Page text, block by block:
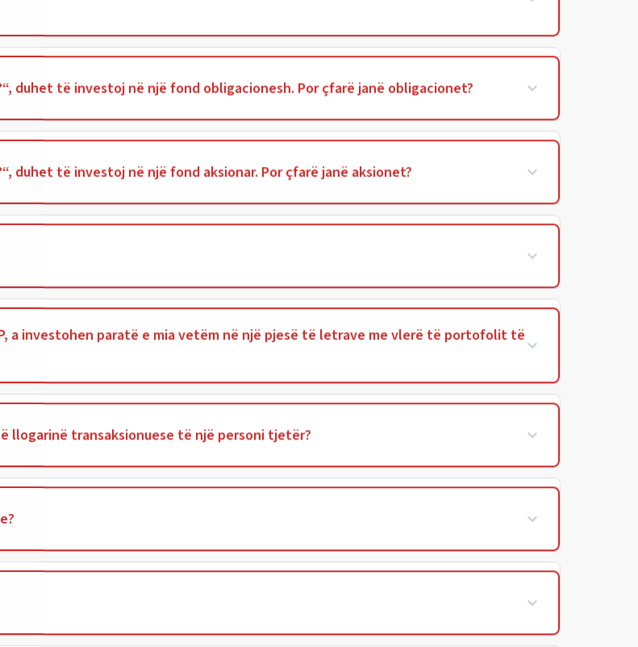
duhet të investoj në një fond obligacionesh. Por çfarë janë obligacionet?
duhet të investoj në një fond aksionar. Por çfarë janë aksionet?
a investohen paratë e mia vetëm në një pjesë të letrave me vlerë të portofolit të
llogarinë transaksionuese të një personi tjetër?